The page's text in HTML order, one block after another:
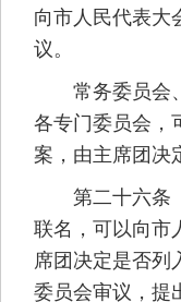
向市人民代表大
议。
常务委员会
各专门委员会，
案，由主席团决
第二十六条
联名，可以向市
席团决定是否列
委员会审议，提